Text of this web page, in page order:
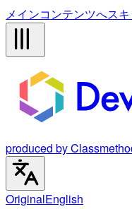
メインコンテンツへス
produced by
OriginalEnglish